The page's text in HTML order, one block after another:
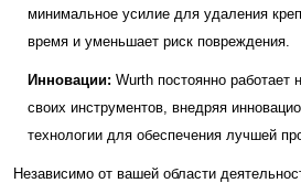
минимальное усилие для удаления
время и уменьшает риск повреждения.
Инновации: Wurth постоянно работает
своих инструментов, внедряя
технологии для обеспечения лучшей
Независимо от вашей области